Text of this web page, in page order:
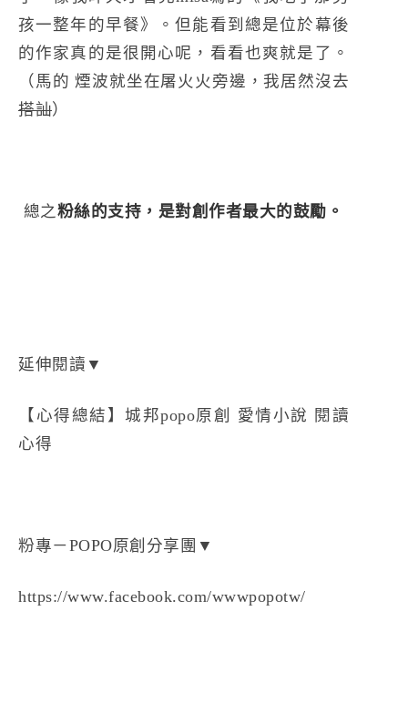
孩一整年的早餐》。但能看到總是位於幕後
的作家真的是很開心呢，看看也爽就是了。
（馬的 煙波就坐在屠火火旁邊，我居然沒去
搭訕）
總之粉絲的支持，是對創作者最大的鼓勵。
延伸閱讀▼
【心得總結】城邦popo原創 愛情小說 閱讀
心得
粉專－POPO原創分享團▼
https://www.facebook.com/wwwpopotw/